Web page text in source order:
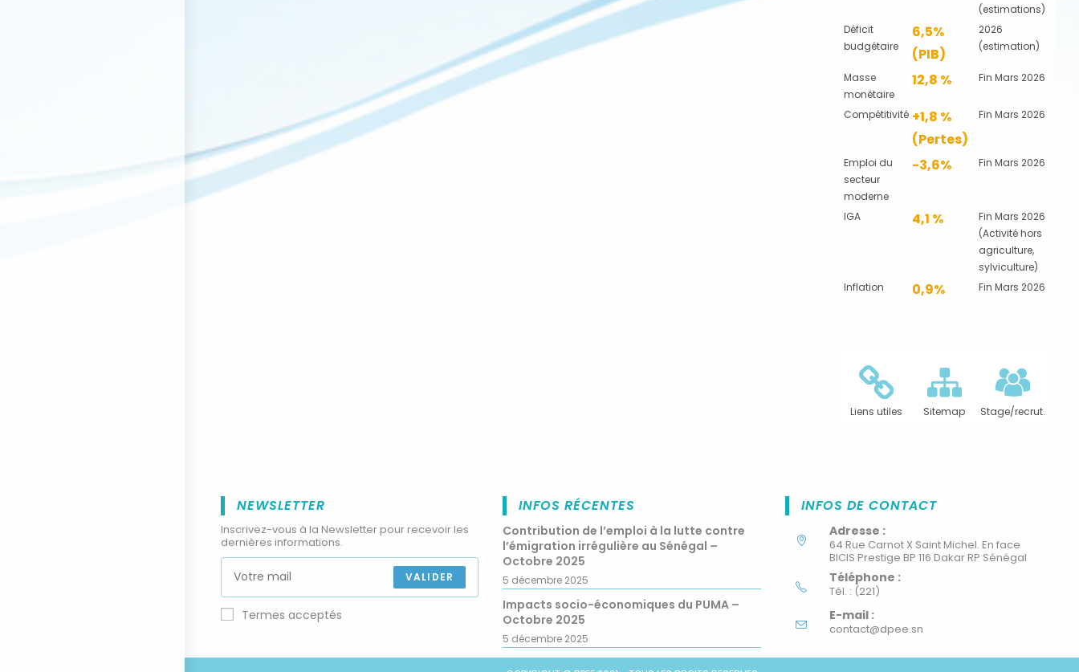
(estimations)
Déficit
budgétaire
6,5%
(PIB)
2026
(estimation)
Masse
monétaire
12,8 % Fin Mars 2026
Compétitivité +1,8 %
(Pertes)
Fin Mars 2026
Emploi du
secteur
moderne
-3,6% Fin Mars 2026
IGA 4,1 %
Fin Mars 2026
(Activité hors
agriculture,
sylviculture)
Inflation
0,9% Fin Mars 2026
Liens utiles Sitemap Stage/recrut.
NEWSLETTER
Inscrivez-vous à la Newsletter pour recevoir les
dernières informations.
VALIDER
Termes acceptés
INFOS RÉCENTES
Contribution de l’emploi à la lutte contre
l’émigration irrégulière au Sénégal –
Octobre 2025
5 décembre 2025
Impacts socio-économiques du PUMA –
Octobre 2025
5 décembre 2025
INFOS DE CONTACT
Adresse :
64 Rue Carnot X Saint Michel. En face
BICIS Prestige BP 116 Dakar RP Sénégal
Téléphone :
Tél. : (221)
E-mail :
contact@dpee.sn